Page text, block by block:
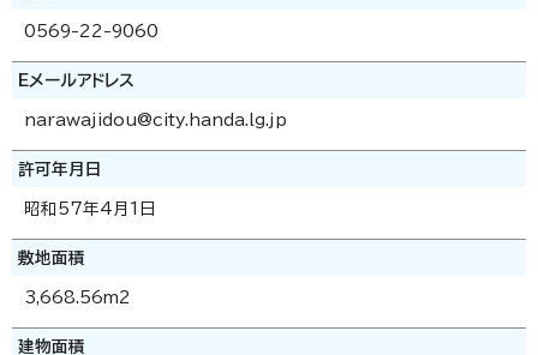
0569-22-9060
Eメールアドレス
narawajidou@city.handa.lg.jp
許可年月日
昭和57年4月1日
敷地面積
3,668.56m2
建物面積